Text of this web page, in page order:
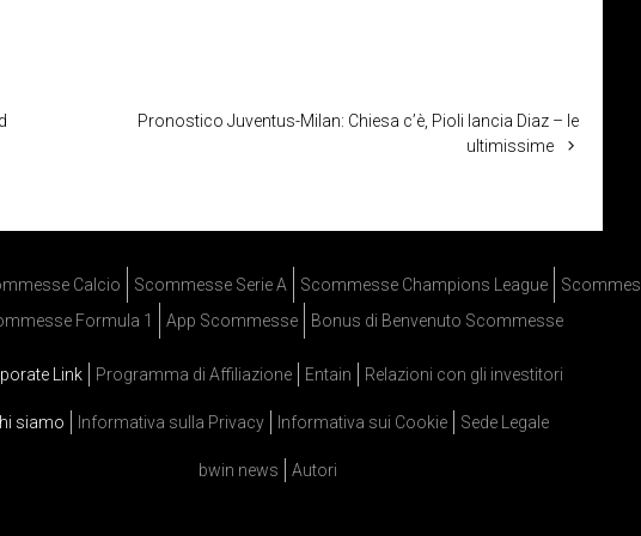
Pronostico Juventus-Milan: Chiesa c’è, Pioli lancia Diaz – le
ultimissime
Calcio Scommesse Serie A Scommesse Champions League
Formula 1
App Scommesse Bonus di Benvenuto Scommesse
Link Programma di Affiliazione Entain Relazioni con gli investitori
siamo Informativa sulla Privacy Informativa sui Cookie Sede Legale
bwin news Autori